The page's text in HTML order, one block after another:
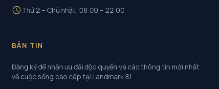
scheduleThứ 2 – Chủ nhật: 08:00 – 22:00
BẢN TIN
Đăng ký để nhận ưu đãi độc quyền và các thông tin mới nhất
về cuộc sống cao cấp tại Landmark 81.